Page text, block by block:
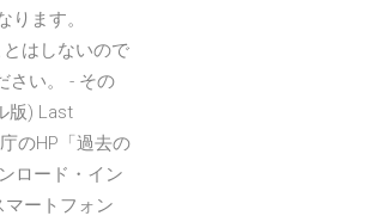
ます。
はしないので
さい。 - その
版) Last
のHP「過去の
ロード・イン
ートフォン